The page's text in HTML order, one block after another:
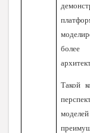
более
Такой